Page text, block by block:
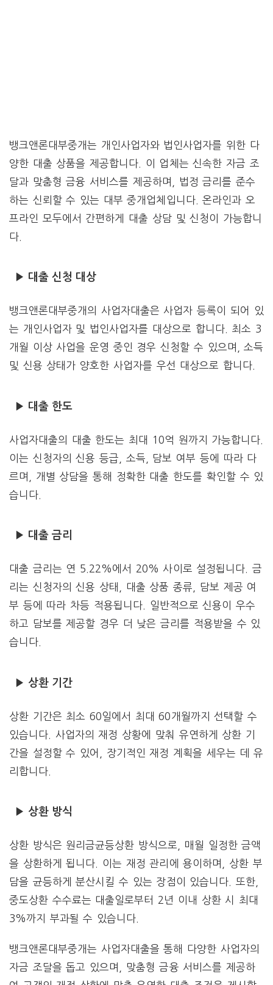
뱅크앤론대부중개는 개인사업자와 법인사업자를 위한 다
양한 대출 상품을 제공합니다. 이 업체는 신속한 자금 조
달과 맞춤형 금융 서비스를 제공하며, 법정 금리를 준수
하는 신뢰할 수 있는 대부 중개업체입니다. 온라인과 오
프라인 모두에서 간편하게 대출 상담 및 신청이 가능합니
다.
▶ 대출 신청 대상
뱅크앤론대부중개의 사업자대출은 사업자 등록이 되어 있
는 개인사업자 및 법인사업자를 대상으로 합니다. 최소 3
개월 이상 사업을 운영 중인 경우 신청할 수 있으며, 소득
및 신용 상태가 양호한 사업자를 우선 대상으로 합니다.
▶ 대출 한도
사업자대출의 대출 한도는 최대 10억 원까지 가능합니다.
이는 신청자의 신용 등급, 소득, 담보 여부 등에 따라 다
르며, 개별 상담을 통해 정확한 대출 한도를 확인할 수 있
습니다.
▶ 대출 금리
대출 금리는 연 5.22%에서 20% 사이로 설정됩니다. 금
리는 신청자의 신용 상태, 대출 상품 종류, 담보 제공 여
부 등에 따라 차등 적용됩니다. 일반적으로 신용이 우수
하고 담보를 제공할 경우 더 낮은 금리를 적용받을 수 있
습니다.
▶ 상환 기간
상환 기간은 최소 60일에서 최대 60개월까지 선택할 수
있습니다. 사업자의 재정 상황에 맞춰 유연하게 상환 기
간을 설정할 수 있어, 장기적인 재정 계획을 세우는 데 유
리합니다.
▶ 상환 방식
상환 방식은 원리금균등상환 방식으로, 매월 일정한 금액
을 상환하게 됩니다. 이는 재정 관리에 용이하며, 상환 부
담을 균등하게 분산시킬 수 있는 장점이 있습니다. 또한,
중도상환 수수료는 대출일로부터 2년 이내 상환 시 최대
3%까지 부과될 수 있습니다.
뱅크앤론대부중개는 사업자대출을 통해 다양한 사업자의
자금 조달을 돕고 있으며, 맞춤형 금융 서비스를 제공하